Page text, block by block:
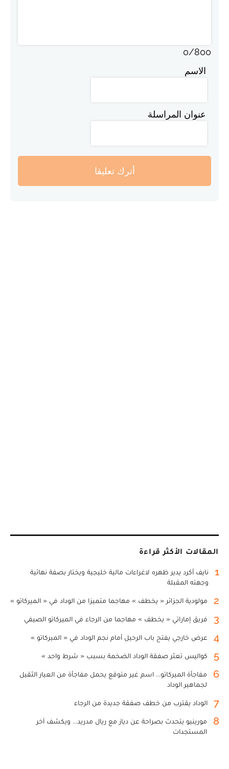
0/800
الاسم
عنوان المراسلة
أترك تعليقا
المقالات الأكثر قراءة
1
نايف أكرد يدير ظهره لاغراءات مالية خليجية ويختار بصفة نهائية
وجهته المقبلة
2 مولودية الجزائر « يخطف » مهاجما متميزا من الوداد في « الميركاتو »
3 فريق إماراتي « يخطف » مهاجما من الرجاء في الميركاتو الصيفي
4 عرض خارجي يفتح باب الرحيل أمام نجم الوداد في « الميركاتو »
5 كواليس تعثر صفقة الوداد الضخمة بسبب « شرط واحد »
6
مفاجأة الميركاتو... اسم غير متوقع يحمل مفاجأة من العيار الثقيل
لجماهير الوداد
7 الوداد يقترب من خطف صفقة جديدة من الرجاء
8
مورينيو يتحدث بصراحة عن دياز مع ريال مدريد... ويكشف آخر
المستجدات